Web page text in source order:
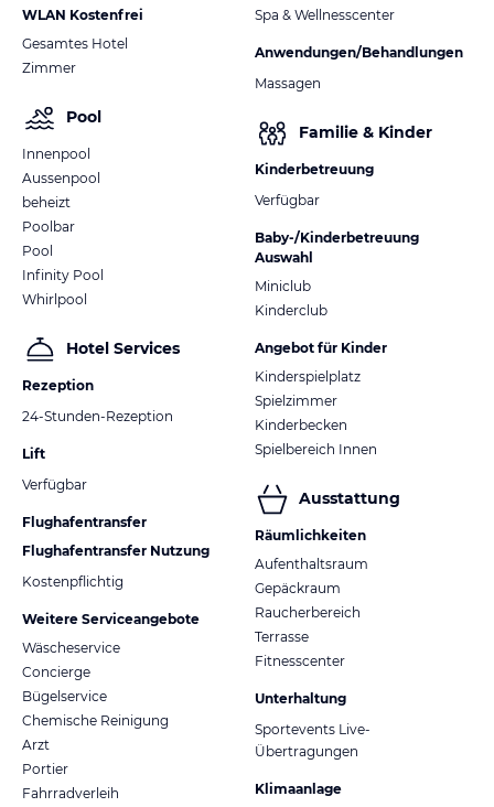
WLAN Kostenfrei
Gesamtes Hotel
Zimmer
Pool
Innenpool
Aussenpool
beheizt
Poolbar
Pool
Infinity Pool
Whirlpool
Hotel Services
Rezeption
24-Stunden-Rezeption
Lift
Verfügbar
Flughafentransfer
Flughafentransfer Nutzung
Kostenpflichtig
Weitere Serviceangebote
Wäscheservice
Concierge
Bügelservice
Chemische Reinigung
Arzt
Portier
Fahrradverleih
Spa & Wellnesscenter
Anwendungen/Behandlungen
Massagen
Familie & Kinder
Kinderbetreuung
Verfügbar
Baby-/Kinderbetreuung
Auswahl
Miniclub
Kinderclub
Angebot für Kinder
Kinderspielplatz
Spielzimmer
Kinderbecken
Spielbereich Innen
Ausstattung
Räumlichkeiten
Aufenthaltsraum
Gepäckraum
Raucherbereich
Terrasse
Fitnesscenter
Unterhaltung
Sportevents Live-
Übertragungen
Klimaanlage